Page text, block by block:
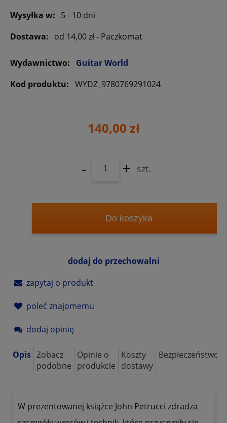
Wysyłka w: 5 - 10 dni
Dostawa: od 14,00 zł- Paczkomat
Wydawnictwo:
Guitar World
Kod produktu: WYDZ_9780769291024
140,00 zł
- + szt.
Do koszyka
dodaj do przechowalni
zapytaj o produkt
poleć znajomemu
dodaj opinię
Opis Zobacz
podobne
Opinie o
produkcie
Koszty
dostawy
Bezpieczeństwo
W prezentowanej książce John Petrucci zdradza